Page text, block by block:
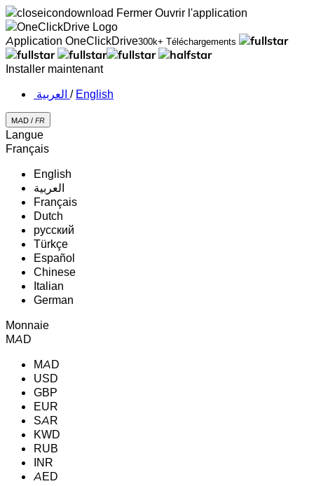
Fermer Ouvrir l'application
Application OneClickDrive300k+ Téléchargements
Installer maintenant
‏العربية ‏ / English
MAD / FR
Langue
Français
English
‏العربية‏
Français
Dutch
русский
Türkçe
Español
Chinese
Italian
German
Monnaie
MAD
MAD
USD
GBP
EUR
SAR
KWD
RUB
INR
AED